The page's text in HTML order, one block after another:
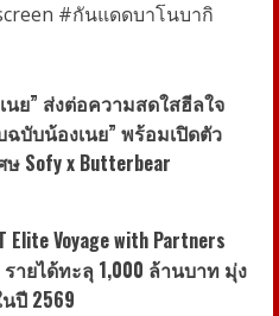
#กันแดดบาโนบากิ
นย” ส่งต่อความสดใสฮีลใจ
บับน้องเนย” พร้อมเปิดตัว
Sofy x Butterbear
Elite Voyage with Partners
ายได้ทะลุ 1,000 ล้านบาท มุ่ง
ปี 2569